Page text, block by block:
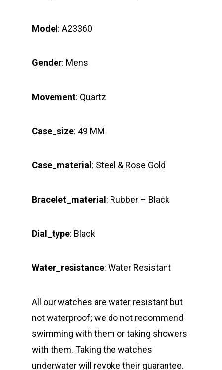
Model: A23360
Gender: Mens
Movement: Quartz
Case_size: 49 MM
Case_material: Steel & Rose Gold
Bracelet_material: Rubber – Black
Dial_type: Black
Water_resistance: Water Resistant
All our watches are water resistant but
not waterproof; we do not recommend
swimming with them or taking showers
with them. Taking the watches
underwater will revoke their guarantee.